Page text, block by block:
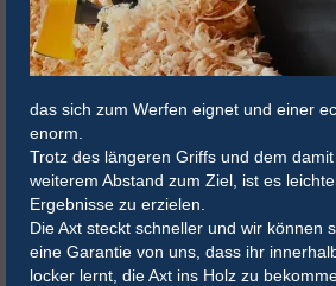
das sich zum Werfen eignet und einer
enorm.
Trotz des längeren Griffs und dem
weiterem Abstand zum Ziel, ist es
Ergebnisse zu erzielen.
Die Axt steckt schneller und wir können
eine Garantie von uns, dass ihr
locker lernt, die Axt ins Holz zu